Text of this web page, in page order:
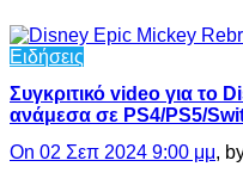
Ειδήσεις
Συγκριτικό video για το
ανάμεσα σε PS4/PS5/
On 02 Σεπ 2024 9:00 μμ,